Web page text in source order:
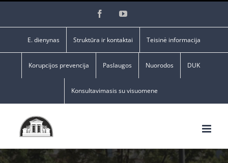
FacebookYouTube
E. dienynas Struktūra ir kontaktai Teisinė informacija
Korupcijos prevencija Paslaugos Nuorodos DUK
Konsultavimasis su visuomene